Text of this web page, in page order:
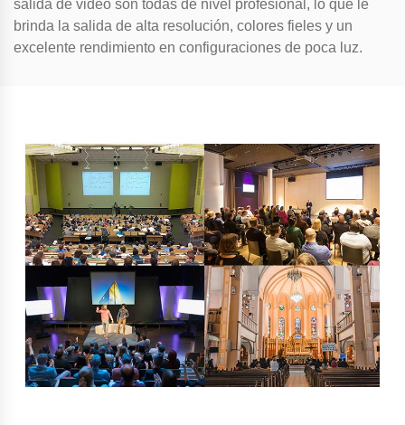
salida de video son todas de nivel profesional, lo que le
brinda la salida de alta resolución, colores fieles y un
excelente rendimiento en configuraciones de poca luz.